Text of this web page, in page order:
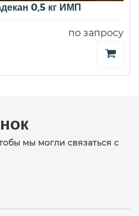
0,5 кг ИМП
по запросу
мы могли связаться с